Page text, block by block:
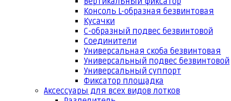
Консоль L-образная безвинтовая
Кусачки
С-образный подвес безвинтовой
Соединители
Универсальная скоба безвинтовая
Универсальный подвес безвинтовой
Универсальный суппорт
Фиксатор площадка
Аксессуары для всех видов лотков